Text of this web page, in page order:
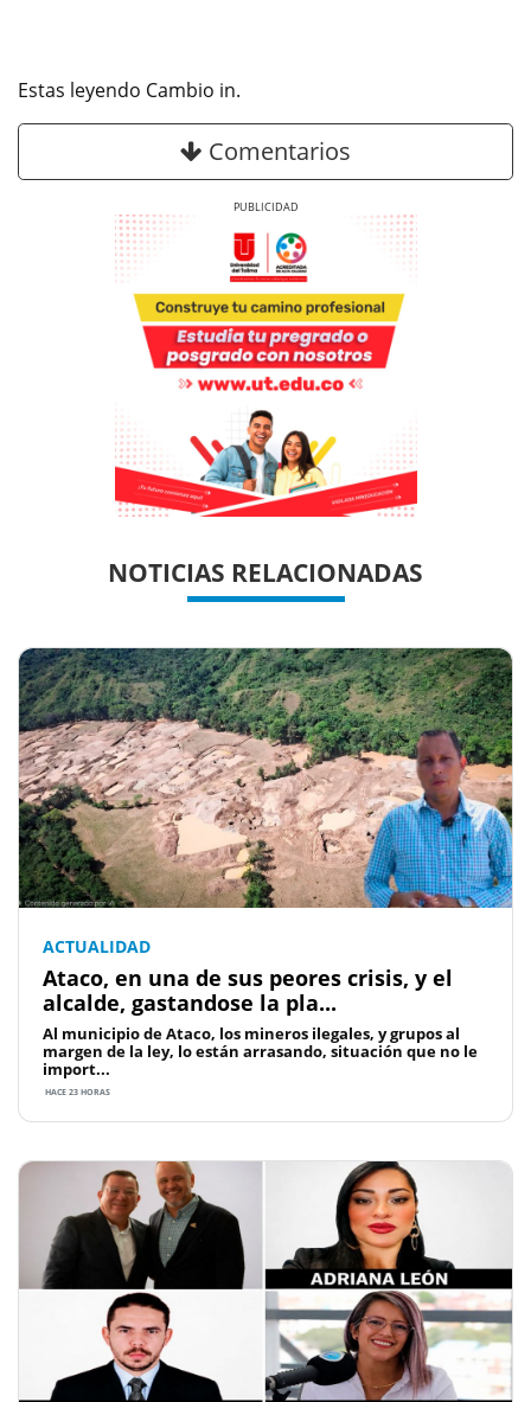
Estas leyendo Cambio in.
Comentarios
NOTICIAS RELACIONADAS
ACTUALIDAD
Ataco, en una de sus peores crisis, y el
alcalde, gastandose la pla...
Al municipio de Ataco, los mineros ilegales, y grupos al
margen de la ley, lo están arrasando, situación que no le
import...
HACE 23 HORAS